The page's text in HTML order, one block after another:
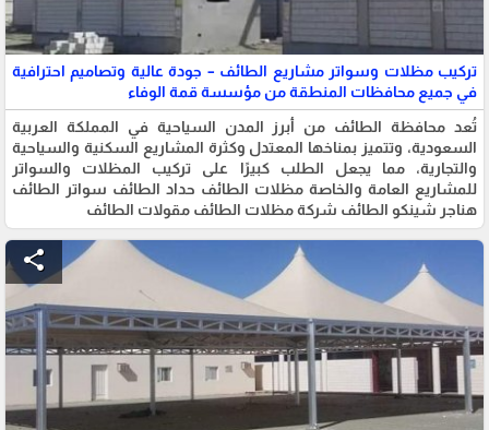
تركيب مظلات وسواتر مشاريع الطائف – جودة عالية وتصاميم احترافية
في جميع محافظات المنطقة من مؤسسة قمة الوفاء
تُعد محافظة الطائف من أبرز المدن السياحية في المملكة العربية
السعودية، وتتميز بمناخها المعتدل وكثرة المشاريع السكنية والسياحية
والتجارية، مما يجعل الطلب كبيرًا على تركيب المظلات والسواتر
للمشاريع العامة والخاصة مظلات الطائف حداد الطائف سواتر الطائف
هناجر شينكو الطائف شركة مظلات الطائف مقولات الطائف
share